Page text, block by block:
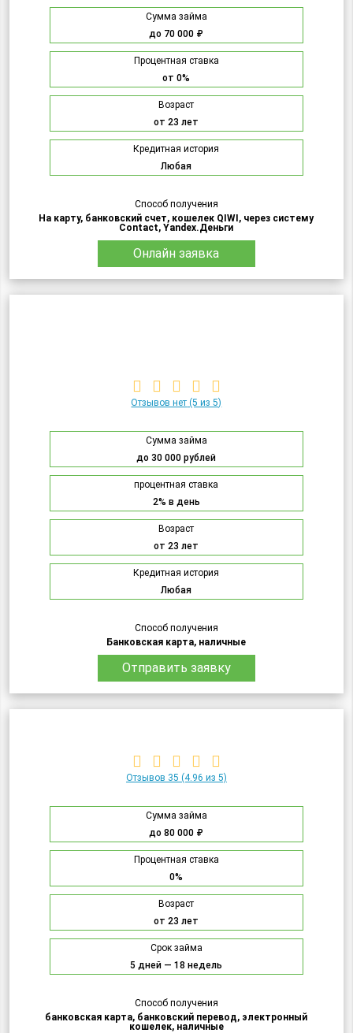
Сумма займа
до 70 000 ₽
Процентная ставка
от 0%
Возраст
от 23 лет
Кредитная история
Любая
Способ получения
На карту, банковский счет, кошелек QIWI, через систему
Contact, Yandex.Деньги
Онлайн заявка
Отзывов нет (5 из 5)
Сумма займа
до 30 000 рублей
процентная ставка
2% в день
Возраст
от 23 лет
Кредитная история
Любая
Способ получения
Банковская карта, наличные
Отправить заявку
Отзывов 35 (4.96 из 5)
Сумма займа
до 80 000 ₽
Процентная ставка
0%
Возраст
от 23 лет
Срок займа
5 дней — 18 недель
Способ получения
банковская карта, банковский перевод, электронный
кошелек, наличные